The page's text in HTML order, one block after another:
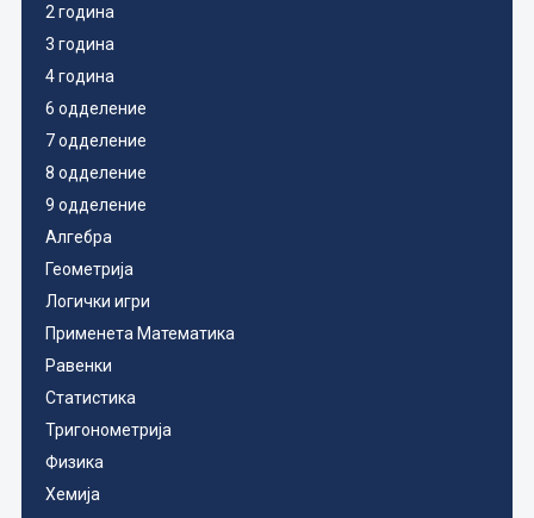
2 година
3 година
4 година
6 одделение
7 одделение
8 одделение
9 одделение
Алгебра
Геометрија
Логички игри
Применета Математика
Равенки
Статистика
Тригонометрија
Физика
Хемија